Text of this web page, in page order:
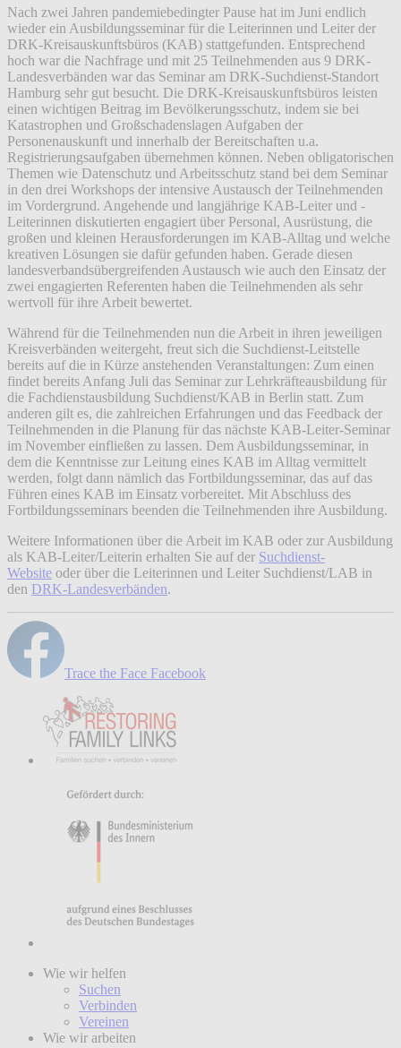
Nach zwei Jahren pandemiebedingter Pause hat im Juni endlich
wieder ein Ausbildungsseminar für die Leiterinnen und Leiter der
DRK-Kreisauskunftsbüros (KAB) stattgefunden. Entsprechend
hoch war die Nachfrage und mit 25 Teilnehmenden aus 9 DRK-
Landesverbänden war das Seminar am DRK-Suchdienst-Standort
Hamburg sehr gut besucht. Die DRK-Kreisauskunftsbüros leisten
einen wichtigen Beitrag im Bevölkerungsschutz, indem sie bei
Katastrophen und Großschadenslagen Aufgaben der
Personenauskunft und innerhalb der Bereitschaften u.a.
Registrierungsaufgaben übernehmen können. Neben obligatorischen
Themen wie Datenschutz und Arbeitsschutz stand bei dem Seminar
in den drei Workshops der intensive Austausch der Teilnehmenden
im Vordergrund. Angehende und langjährige KAB-Leiter und -
Leiterinnen diskutierten engagiert über Personal, Ausrüstung, die
großen und kleinen Herausforderungen im KAB-Alltag und welche
kreativen Lösungen sie dafür gefunden haben. Gerade diesen
landesverbandsübergreifenden Austausch wie auch den Einsatz der
zwei engagierten Referenten haben die Teilnehmenden als sehr
wertvoll für ihre Arbeit bewertet.
Während für die Teilnehmenden nun die Arbeit in ihren jeweiligen
Kreisverbänden weitergeht, freut sich die Suchdienst-Leitstelle
bereits auf die in Kürze anstehenden Veranstaltungen: Zum einen
findet bereits Anfang Juli das Seminar zur Lehrkräfteausbildung für
die Fachdienstausbildung Suchdienst/KAB in Berlin statt. Zum
anderen gilt es, die zahlreichen Erfahrungen und das Feedback der
Teilnehmenden in die Planung für das nächste KAB-Leiter-Seminar
im November einfließen zu lassen. Dem Ausbildungsseminar, in
dem die Kenntnisse zur Leitung eines KAB im Alltag vermittelt
werden, folgt dann nämlich das Fortbildungsseminar, das auf das
Führen eines KAB im Einsatz vorbereitet. Mit Abschluss des
Fortbildungsseminars beenden die Teilnehmenden ihre Ausbildung.
Weitere Informationen über die Arbeit im KAB oder zur Ausbildung
als KAB-Leiter/Leiterin erhalten Sie auf der Suchdienst-
Website oder über die Leiterinnen und Leiter Suchdienst/LAB in
den DRK-Landesverbänden.
Trace the Face Facebook
Wie wir helfen
Suchen
Verbinden
Vereinen
Wie wir arbeiten